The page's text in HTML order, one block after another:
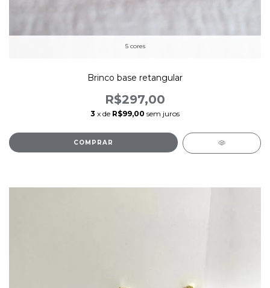
5 cores
Brinco base retangular
R$297,00
3 x de R$99,00 sem juros
COMPRAR